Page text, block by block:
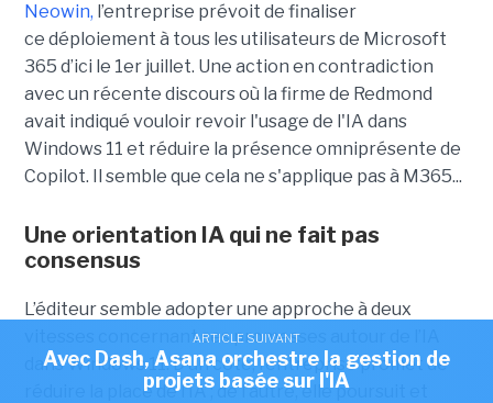
Neowin, l’entreprise prévoit de finaliser
ce déploiement à tous les utilisateurs de Microsoft
365 d’ici le 1er juillet. Une action en contradiction
avec un récente discours où la firme de Redmond
avait indiqué vouloir revoir l'usage de l'IA dans
Windows 11 et réduire la présence omniprésente de
Copilot. Il semble que cela ne s'applique pas à M365...
Une orientation IA qui ne fait pas
consensus
L’éditeur semble adopter une approche à deux
vitesses concernant ses promesses autour de l’IA
dans Windows 11. D’un côté, l’entreprise promet de
réduire la place de l’IA ; de l’autre, elle poursuit et
ARTICLE SUIVANT
Avec Dash, Asana orchestre la gestion de
projets basée sur l'IA